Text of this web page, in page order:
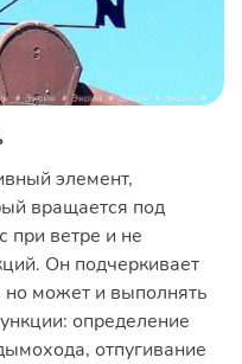
элемент,
вращается под
при ветре и не
Он подчеркивает
но может и выполнять
определение
отпугивание